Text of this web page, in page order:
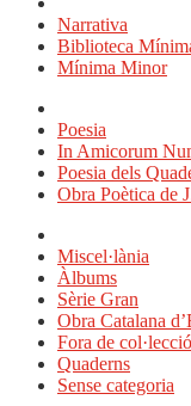
Narrativa
Biblioteca
Mínima Minor
Poesia
In Amicorum
Poesia dels
Obra Poètica de
Miscel·lània
Àlbums
Sèrie Gran
Obra Catalana
Fora de col·lecció
Quaderns
Sense categoria